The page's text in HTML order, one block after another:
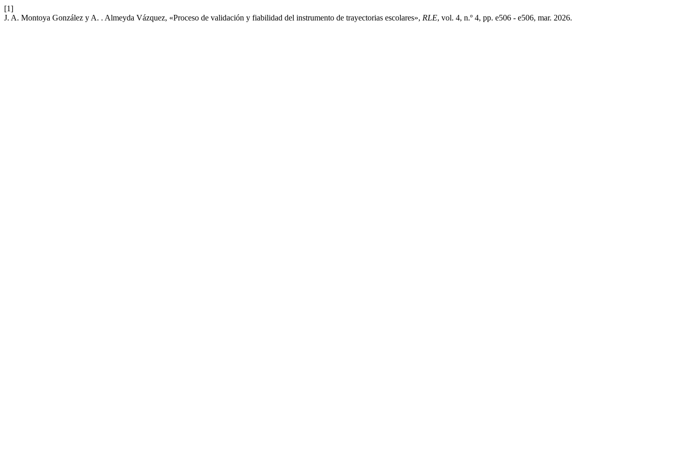
[1]
J. A. Montoya González y A. . Almeyda Vázquez, «Proceso de validación y fiabilidad del instrumento de trayectorias escolares», RLE, vol. 4, n.º 4, pp. e506 - e506, mar. 2026.